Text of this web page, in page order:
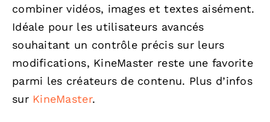
combiner vidéos, images et textes aisément.
Idéale pour les utilisateurs avancés
souhaitant un contrôle précis sur leurs
modifications, KineMaster reste une favorite
parmi les créateurs de contenu. Plus d’infos
sur KineMaster.